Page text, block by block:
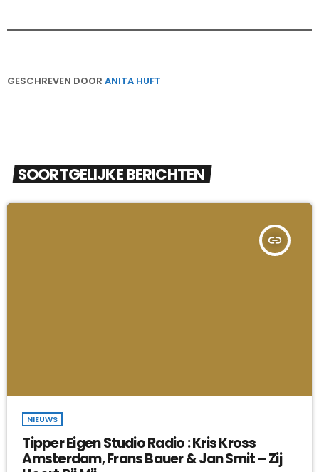
GESCHREVEN DOOR ANITA HUFT
SOORTGELIJKE BERICHTEN
insert_link
NIEUWS
Tipper Eigen Studio Radio : Kris Kross
Amsterdam, Frans Bauer & Jan Smit – Zij